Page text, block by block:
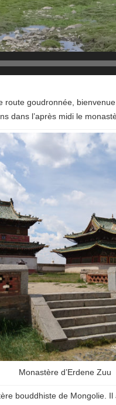
route goudronnée,
dans l’après midi le
Monastère d’Erdene Zuu
bouddhiste de Mongolie.